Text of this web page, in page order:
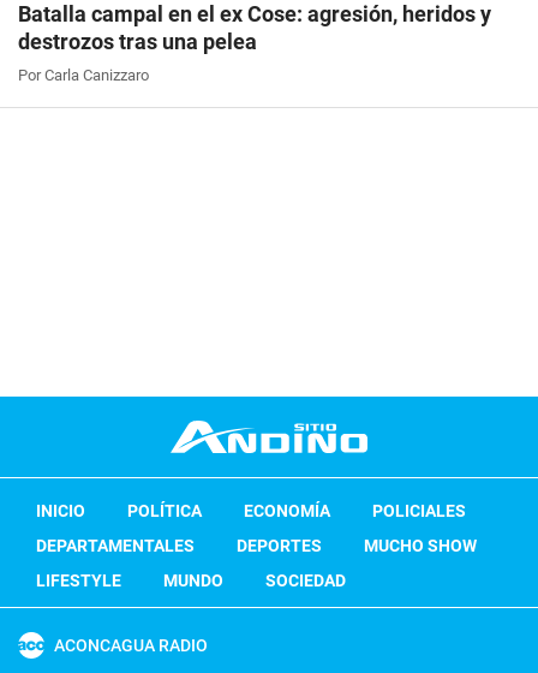
Batalla campal en el ex Cose: agresión, heridos y
destrozos tras una pelea
Por Carla Canizzaro
INICIO POLÍTICA ECONOMÍA
POLICIALES
DEPARTAMENTALES
DEPORTES
MUCHO SHOW
LIFESTYLE
MUNDO SOCIEDAD
ACONCAGUA RADIO